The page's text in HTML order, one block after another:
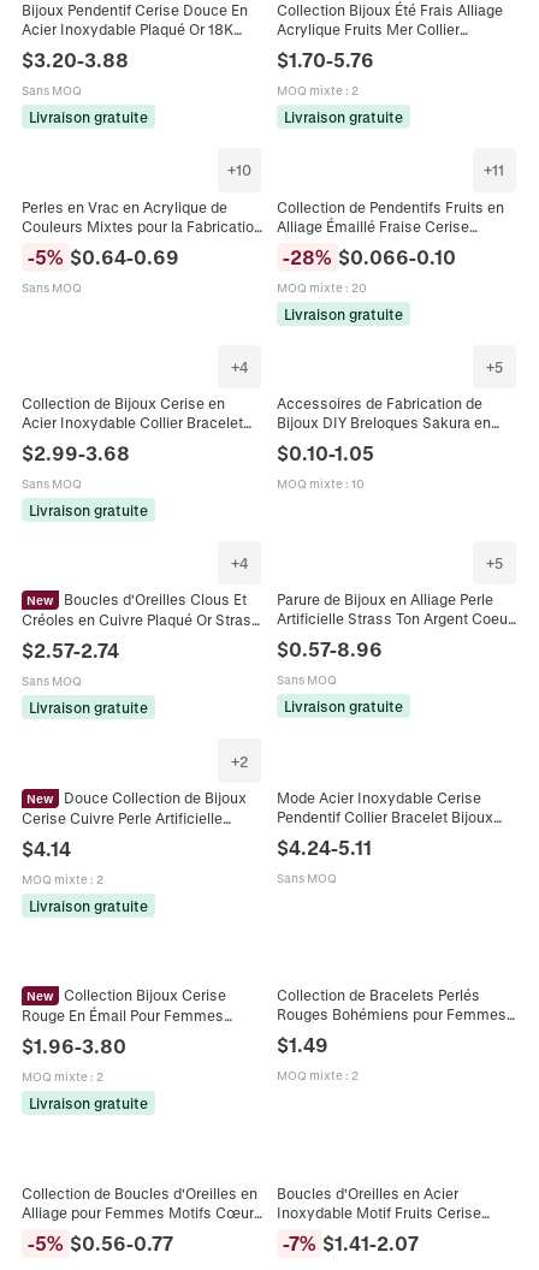
Bijoux Pendentif Cerise Douce En
Acier Inoxydable Plaqué Or 18K
Résine Collier Double Couche Et
Boucles D'oreilles Créoles
Femmes
$3.20-3.88
Sans MOQ
Livraison gratuite
Collection Bijoux Été Frais Alliage
Acrylique Fruits Mer Collier
Bracelet Boucles Oreilles Créoles
Cerise Fraise Corail Poisson
Pendentif
$1.70-5.76
MOQ mixte: 2
Livraison gratuite
+10
Perles en Vrac en Acrylique de
Couleurs Mixtes pour la Fabrication
Cerisier Étoile Papillon Tons
Macaron
-5% $0.64-0.69
Sans MOQ
+11
Collection de Pendentifs Fruits en
Alliage Émaillé Fraise Cerise
Création de Bijoux DIY Artisanat
-28% $0.066-0.10
MOQ mixte: 20
Livraison gratuite
+4
Collection de Bijoux Cerise en
Acier Inoxydable Collier Bracelet
Bague Boucles d'Oreilles Avec
Zircone Perle Femme
$2.99-3.68
Sans MOQ
Livraison gratuite
+5
Accessoires de Fabrication de
Bijoux DIY Breloques Sakura en
Alliage Émail avec Perles de Fleurs
en Strass pour Bracelets Colliers
Accessoire Multicolore
$0.10-1.05
MOQ mixte: 10
+4
New
Boucles d'Oreilles Clous Et
Créoles en Cuivre Plaqué Or Strass
Cerise Papillon Fleur Avec Tige en
Argent Bijoux Femme
$2.57-2.74
Sans MOQ
Livraison gratuite
+5
Parure de Bijoux en Alliage Perle
Artificielle Strass Ton Argent Coeur
Papillon Cerise Collier Bague
Boucles d'Oreilles Bracelet
Collection Femme
$0.57-8.96
Sans MOQ
Livraison gratuite
+2
New
Douce Collection de Bijoux
Cerise Cuivre Perle Artificielle
Émail Nœud Collier Boucles
d'Oreilles Pendantes pour Femme
Bijoux Mode
$4.14
MOQ mixte: 2
Livraison gratuite
Mode Acier Inoxydable Cerise
Pendentif Collier Bracelet Bijoux
Collection Zirconia Perle de Verre
Accessoire Pour Femmes
$4.24-5.11
Sans MOQ
New
Collection Bijoux Cerise
Rouge En Émail Pour Femmes
Cuivre Fruit Bague Ouverte Collier
Perles Boucles D'oreilles Créoles
$1.96-3.80
MOQ mixte: 2
Livraison gratuite
Collection de Bracelets Perlés
Rouges Bohémiens pour Femmes
Perles de Verre à la Mode Avec
Pendentif Cerise et Mauvais Œil
Bracelet en Alliage de Strass
$1.49
MOQ mixte: 2
Collection de Boucles d'Oreilles en
Alliage pour Femmes Motifs Cœur
Bijoux Minimalistes
-5% $0.56-0.77
Boucles d'Oreilles en Acier
Inoxydable Motif Fruits Cerise
Bijoux Cadeau
-7% $1.41-2.07